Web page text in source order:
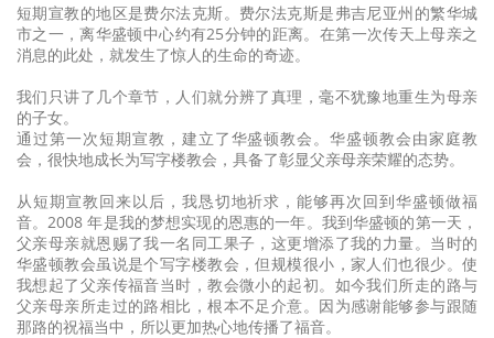
短期宣教的地区是费尔法克斯。费尔法克斯是弗吉尼亚州的繁华城
市之一，离华盛顿中心约有25分钟的距离。在第一次传天上母亲之
消息的此处，就发生了惊人的生命的奇迹。
我们只讲了几个章节，人们就分辨了真理，毫不犹豫地重生为母亲
的子女。
通过第一次短期宣教，建立了华盛顿教会。华盛顿教会由家庭教
会，很快地成长为写字楼教会，具备了彰显父亲母亲荣耀的态势。
从短期宣教回来以后，我恳切地祈求，能够再次回到华盛顿做福
音。2008 年是我的梦想实现的恩惠的一年。我到华盛顿的第一天，
父亲母亲就恩赐了我一名同工果子，这更增添了我的力量。当时的
华盛顿教会虽说是个写字楼教会，但规模很小，家人们也很少。使
我想起了父亲传福音当时，教会微小的起初。如今我们所走的路与
父亲母亲所走过的路相比，根本不足介意。因为感谢能够参与跟随
那路的祝福当中，所以更加热心地传播了福音。